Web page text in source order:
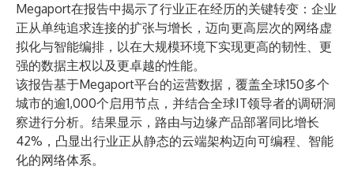
Megaport在报告中揭示了行业正在经历的关键转变：企业
正从单纯追求连接的扩张与增长，迈向更高层次的网络虚
拟化与智能编排，以在大规模环境下实现更高的韧性、更
强的数据主权以及更卓越的性能。
该报告基于Megaport平台的运营数据，覆盖全球150多个
城市的逾1,000个启用节点，并结合全球IT领导者的调研洞
察进行分析。结果显示，路由与边缘产品部署同比增长
42%，凸显出行业正从静态的云端架构迈向可编程、智能
化的网络体系。